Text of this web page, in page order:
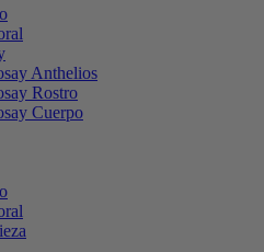
Anthelios
Rostro
Cuerpo